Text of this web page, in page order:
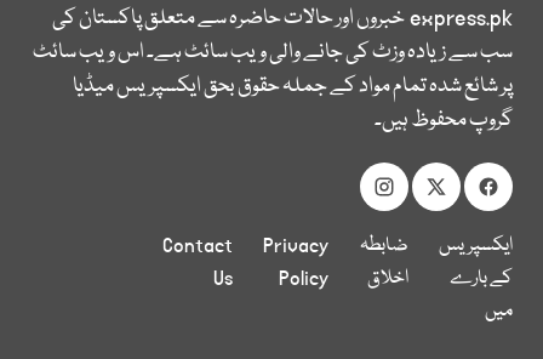
express.pkخبروں اور حالات حاضرہ سے متعلق پاکستان کی
سب سے زیادہ وزٹ کی جانے والی ویب سائٹ ہے۔ اس ویب سائٹ
پر شائع شدہ تمام مواد کے جملہ حقوق بحق ایکسپریس میڈیا
گروپ محفوظ ہیں۔
ایکسپریس
کے بارے
میں
ضابطہ
اخلاق
Privacy
Policy
Contact
Us